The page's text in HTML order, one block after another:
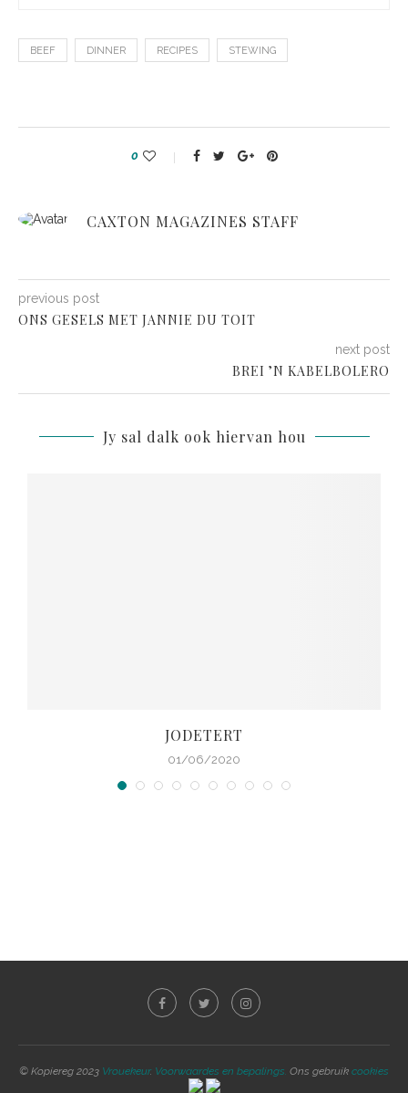
BEEF DINNER RECIPES STEWING
0
CAXTON MAGAZINES STAFF
previous post
ONS GESELS MET JANNIE DU TOIT
next post
BREI ’N KABELBOLERO
Jy sal dalk ook hiervan hou
JODETERT
01/06/2020
© Kopiereg 2023 Vrouekeur. Voorwaardes en bepalings. Ons gebruik cookies